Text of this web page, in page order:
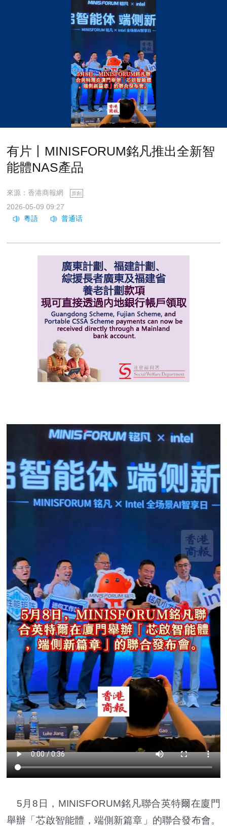
有片丨MINISFORUM銘凡推出全新智
能體NAS產品
來源：香港商報網 原創
2026-05-09 09:27
5月8日，MINISFORUM銘凡聯合英特爾在廈門
舉辦「芯啟智能體，端側新篇章」的聯合發布會。